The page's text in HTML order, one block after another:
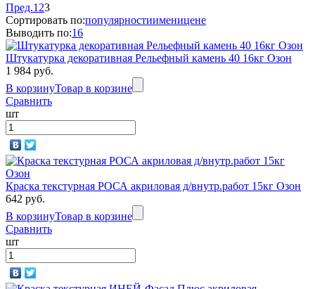
Пред.1 23
Сортировать по:популярностиименицене
Выводить по:16
Штукатурка декоративная Рельефный камень 40 16кг Озон
1 984 руб.
В корзинуТовар в корзине
Сравнить
шт
Краска текстурная РОСА акриловая д/внутр.работ 15кг Озон
642 руб.
В корзинуТовар в корзине
Сравнить
шт